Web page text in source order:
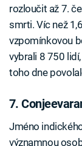
rozloučit až 7.
smrti. Víc než
vzpomínkovou
vybrali 8 750
toho dne
7.
Jméno
významnou